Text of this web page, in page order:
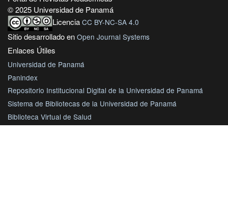
© 2025 Universidad de Panamá
Licencia CC BY-NC-SA 4.0
Sitio desarrollado en Open Journal Systems
Enlaces Útiles
Universidad de Panamá
Panindex
Repositorio Institucional Digital de la Universidad de Panamá
Sistema de Bibliotecas de la Universidad de Panamá
Biblioteca Virtual de Salud